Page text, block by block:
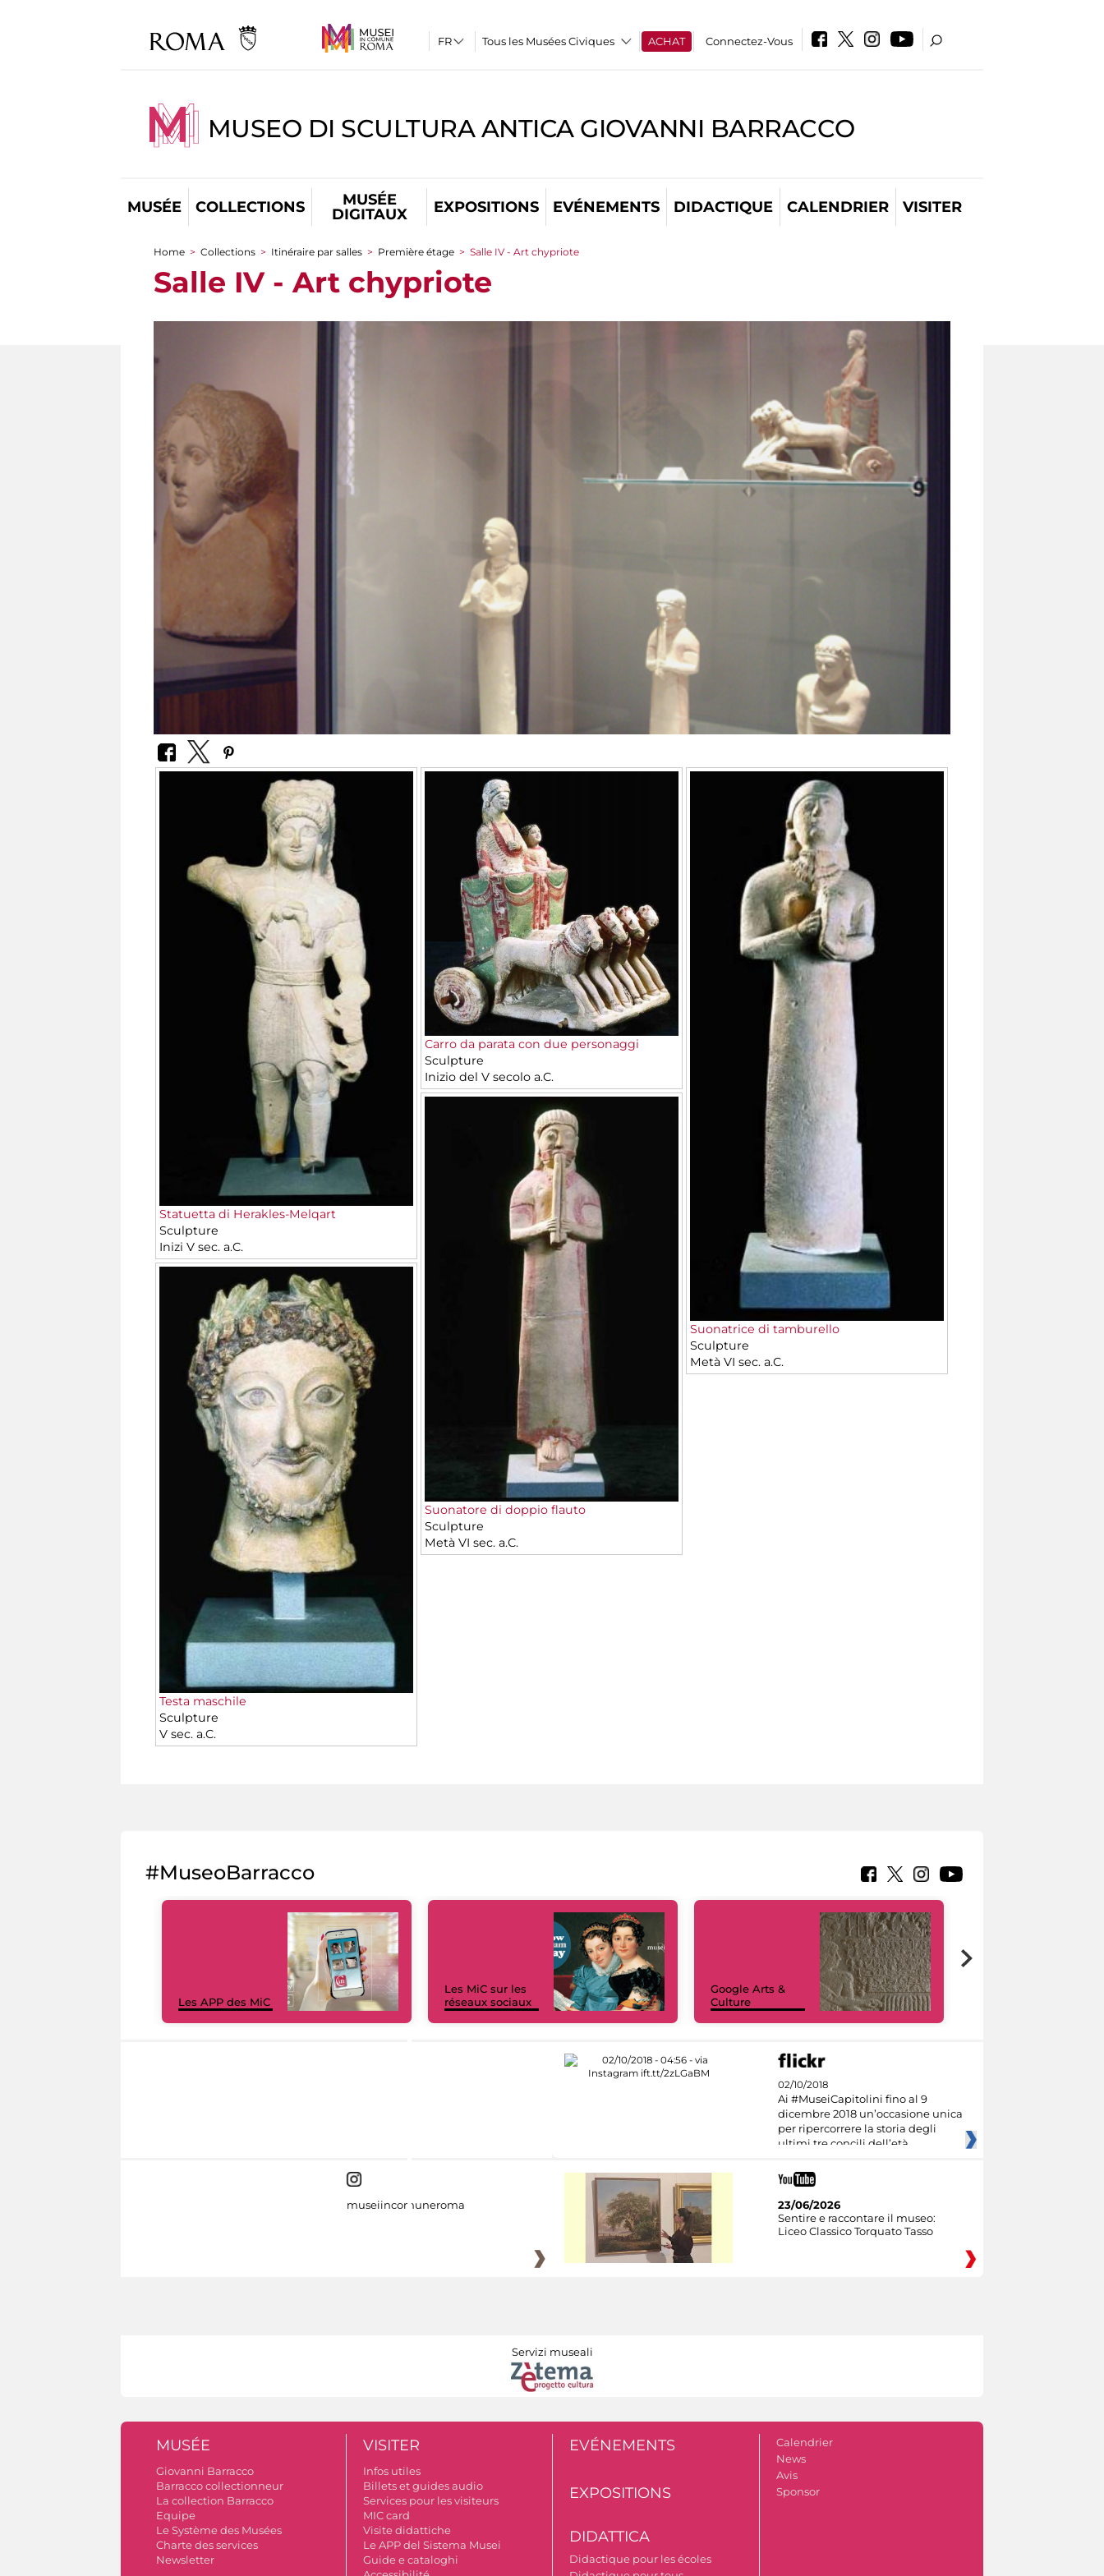
Tous les Musées Civiques ACHAT Connectez-Vous
MUSEO DI SCULTURA ANTICA GIOVANNI BARRACCO
MUSÉE COLLECTIONS
MUSÉE
DIGITAUX
EXPOSITIONS EVÉNEMENTS DIDACTIQUE CALENDRIER VISITER
You are here
Home > Collections > Itinéraire par salles > Première étage > Salle IV - Art chypriote
Salle IV - Art chypriote
Statuetta di Herakles-Melqart
Sculpture
Inizi V sec. a.C.
Carro da parata con due personaggi
Sculpture
Inizio del V secolo a.C.
Suonatrice di tamburello
Sculpture
Metà VI sec. a.C.
Suonatore di doppio flauto
Sculpture
Metà VI sec. a.C.
Testa maschile
Sculpture
V sec. a.C.
#MuseoBarracco
Les APP des MiC
Les MiC sur les
réseaux sociaux
Google Arts &
Culture
02/10/2018
Ai #MuseiCapitolini fino al 9
dicembre 2018 un’occasione unica
per ripercorrere la storia degli
ultimi tre concili dell’età
museiincomuneroma
23/06/2026
Sentire e raccontare il museo:
Liceo Classico Torquato Tasso
Servizi museali
MUSÉE
Giovanni Barracco
Barracco collectionneur
La collection Barracco
Equipe
Le Système des Musées
Charte des services
Newsletter
VISITER
Infos utiles
Billets et guides audio
Services pour les visiteurs
MIC card
Visite didattiche
Le APP del Sistema Musei
Guide e cataloghi
EVÉNEMENTS
EXPOSITIONS
DIDATTICA
Didactique pour les écoles
Calendrier
News
Avis
Sponsor